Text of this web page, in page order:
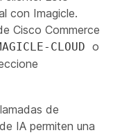
con Imagicle.
Cisco Commerce
CLOUD o
de
IA permiten una